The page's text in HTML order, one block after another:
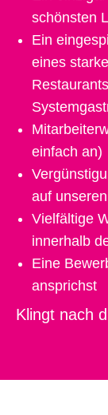
schönsten
Ein
eines
einfach an)
auf
Vielfältige
innerhalb
Eine
ansprichst
Klingt nach